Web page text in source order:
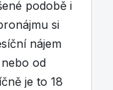
podobě i
si
nájem
od
je to 18